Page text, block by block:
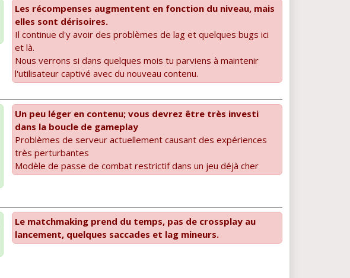
Les récompenses augmentent en fonction du niveau, mais
elles sont dérisoires.
Il continue d'y avoir des problèmes de lag et quelques bugs ici
et là.
Nous verrons si dans quelques mois tu parviens à maintenir
l'utilisateur captivé avec du nouveau contenu.
Un peu léger en contenu; vous devrez être très investi
dans la boucle de gameplay
Problèmes de serveur actuellement causant des expériences
très perturbantes
Modèle de passe de combat restrictif dans un jeu déjà cher
Le matchmaking prend du temps, pas de crossplay au
lancement, quelques saccades et lag mineurs.